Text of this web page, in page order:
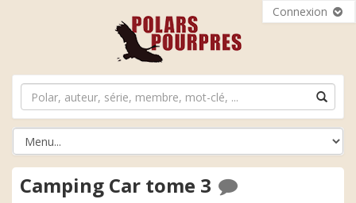
Connexion
Camping Car tome 3